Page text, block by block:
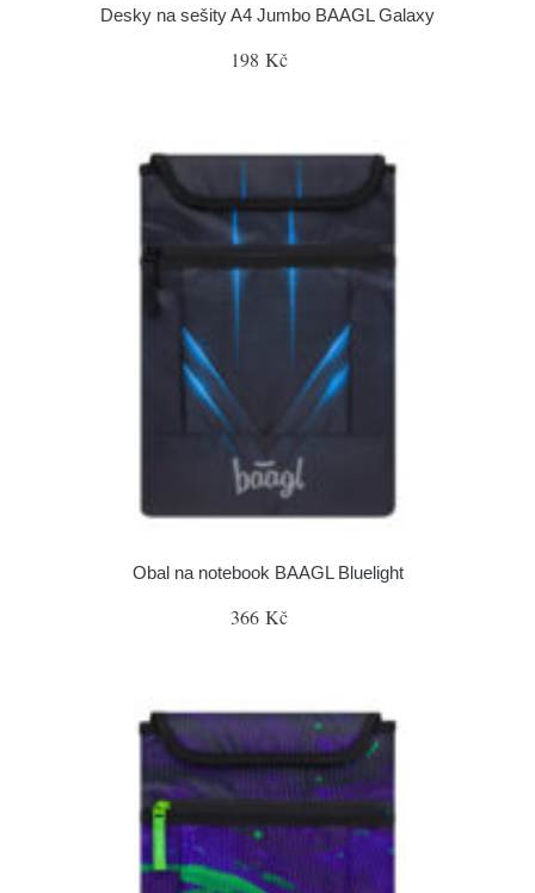
Desky na sešity A4 Jumbo BAAGL Galaxy
198 Kč
Obal na notebook BAAGL Bluelight
366 Kč